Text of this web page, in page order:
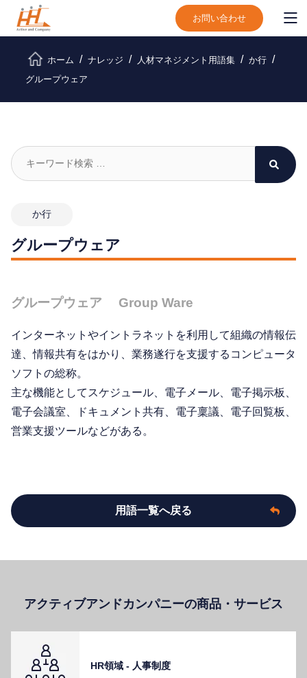
お問い合わせ
ホーム ナレッジ 人材マネジメント用語集
か行
グループウェア
か行
グループウェア
グループウェア Group Ware
インターネットやイントラネットを利用して組織の情報伝
達、情報共有をはかり、業務遂行を支援するコンピュータ
ソフトの総称。
主な機能としてスケジュール、電子メール、電子掲示板、
電子会議室、ドキュメント共有、電子稟議、電子回覧板、
営業支援ツールなどがある。
用語一覧へ戻る
アクティブアンドカンパニーの商品・サービス
HR領域 - ⼈事制度